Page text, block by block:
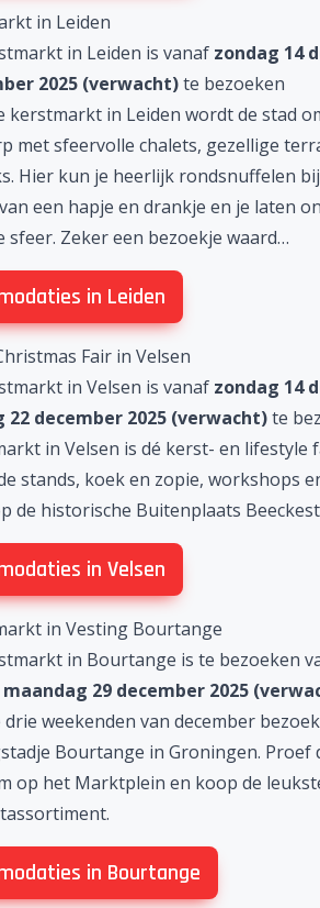
in Leiden
in Leiden is vanaf zondag 14
2025 (verwacht)te bezoeken
kerstmarkt in Leiden wordt de stad
met sfeervolle chalets, gezellige
Hier kun je heerlijk rondsnuffelen
een hapje en drankje en je laten
sfeer. Zeker een bezoekje waard…
in Leiden
Fair in Velsen
in Velsen is vanaf zondag 14
22 december 2025 (verwacht)te
in Velsen is dé kerst- en lifestyle
stands, koek en zopie, workshops
de historische Buitenplaats
in Velsen
in Vesting Bourtange
in Bourtange is te bezoeken
29 december 2025
drie weekenden van december
Bourtange in Groningen. Proef
op het Marktplein en koop de
in Bourtange